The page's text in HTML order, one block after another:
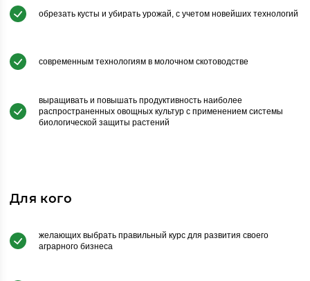
обрезать кусты и убирать урожай, с учетом новейших технологий
современным технологиям в молочном скотоводстве
выращивать и повышать продуктивность наиболее
распространенных овощных культур с применением системы
биологической защиты растений
Для кого
желающих выбрать правильный курс для развития своего
аграрного бизнеса